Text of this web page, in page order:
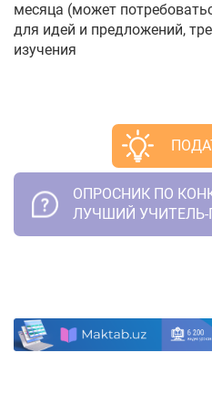
месяца (может
для идей и предложений,
изучения
ОПРОСНИК ПО
ЛУЧШИЙ